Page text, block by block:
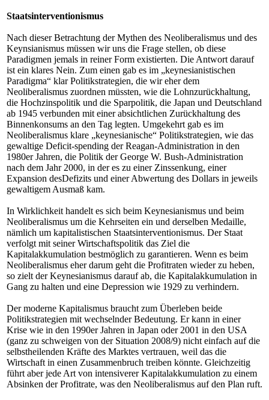
Staatsinterventionismus
Nach dieser Betrachtung der Mythen des Neoliberalismus und des
Keynsianismus müssen wir uns die Frage stellen, ob diese
Paradigmen jemals in reiner Form existierten. Die Antwort darauf
ist ein klares Nein. Zum einen gab es im „keynesianistischen
Paradigma“ klar Politikstrategien, die wir eher dem
Neoliberalismus zuordnen müssten, wie die Lohnzurückhaltung,
die Hochzinspolitik und die Sparpolitik, die Japan und Deutschland
ab 1945 verbunden mit einer absichtlichen Zurückhaltung des
Binnenkonsums an den Tag legten. Umgekehrt gab es im
Neoliberalismus klare „keynesianische“ Politikstrategien, wie das
gewaltige Deficit-spending der Reagan-Administration in den
1980er Jahren, die Politik der George W. Bush-Administration
nach dem Jahr 2000, in der es zu einer Zinssenkung, einer
Expansion desDefizits und einer Abwertung des Dollars in jeweils
gewaltigem Ausmaß kam.
In Wirklichkeit handelt es sich beim Keynesianismus und beim
Neoliberalismus um die Kehrseiten ein und derselben Medaille,
nämlich um kapitalistischen Staatsinterventionismus. Der Staat
verfolgt mit seiner Wirtschaftspolitik das Ziel die
Kapitalakkumulation bestmöglich zu garantieren. Wenn es beim
Neoliberalismus eher darum geht die Profitraten wieder zu heben,
so zielt der Keynesianismus darauf ab, die Kapitalakkumulation in
Gang zu halten und eine Depression wie 1929 zu verhindern.
Der moderne Kapitalismus braucht zum Überleben beide
Politikstrategien mit wechselnder Bedeutung. Er kann in einer
Krise wie in den 1990er Jahren in Japan oder 2001 in den USA
(ganz zu schweigen von der Situation 2008/9) nicht einfach auf die
selbstheilenden Kräfte des Marktes vertrauen, weil das die
Wirtschaft in einen Zusammenbruch treiben könnte. Gleichzeitig
führt aber jede Art von intensiverer Kapitalakkumulation zu einem
Absinken der Profitrate, was den Neoliberalismus auf den Plan ruft.